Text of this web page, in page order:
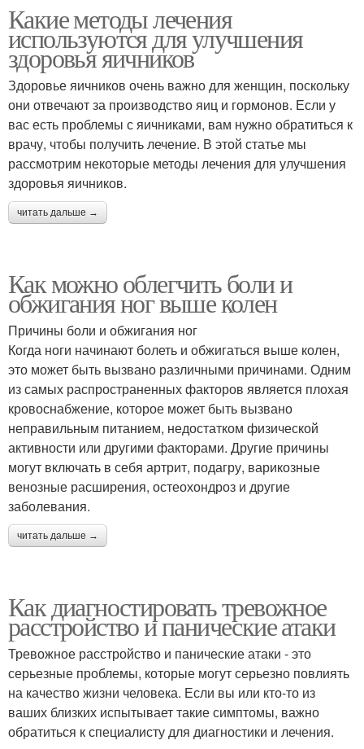
Какие методы лечения
используются для улучшения
здоровья яичников
Здоровье яичников очень важно для женщин, поскольку
они отвечают за производство яиц и гормонов. Если у
вас есть проблемы с яичниками, вам нужно обратиться к
врачу, чтобы получить лечение. В этой статье мы
рассмотрим некоторые методы лечения для улучшения
здоровья яичников.
читать дальше →
Как можно облегчить боли и
обжигания ног выше колен
Причины боли и обжигания ног
Когда ноги начинают болеть и обжигаться выше колен,
это может быть вызвано различными причинами. Одним
из самых распространенных факторов является плохая
кровоснабжение, которое может быть вызвано
неправильным питанием, недостатком физической
активности или другими факторами. Другие причины
могут включать в себя артрит, подагру, варикозные
венозные расширения, остеохондроз и другие
заболевания.
читать дальше →
Как диагностировать тревожное
расстройство и панические атаки
Тревожное расстройство и панические атаки - это
серьезные проблемы, которые могут серьезно повлиять
на качество жизни человека. Если вы или кто-то из
ваших близких испытывает такие симптомы, важно
обратиться к специалисту для диагностики и лечения.